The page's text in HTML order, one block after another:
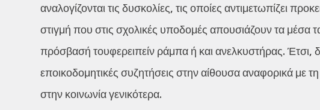
αναλογίζονται τις δυσκολίες, τις οποίες αντιμετωπίζει
στιγμή που στις σχολικές υποδομές απουσιάζουν τα μέσα
πρόσβασή τουφερειπείν ράμπα ή και ανελκυστήρας. Έτσι,
εποικοδομητικές συζητήσεις στην αίθουσα αναφορικά με
στην κοινωνία γενικότερα.